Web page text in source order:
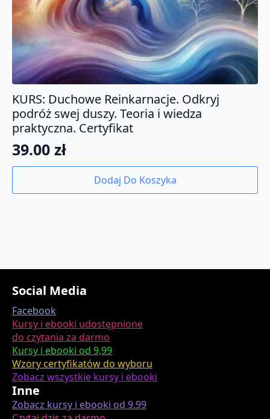
KURS: Duchowe Reinkarnacje. Odkryj
podróż swej duszy. Teoria i wiedza
praktyczna. Certyfikat
39.00 zł
Dodaj Do Koszyka
Social Media
Facebook
Kursy i ebooki udostępnione
do czytania za darmo
Kursy i ebooki od 9,99
Wzory certyfikatów do wyboru
Zobacz wszystkie kursy i ebooki
Inne
Zobacz kursy i ebooki od 9.99